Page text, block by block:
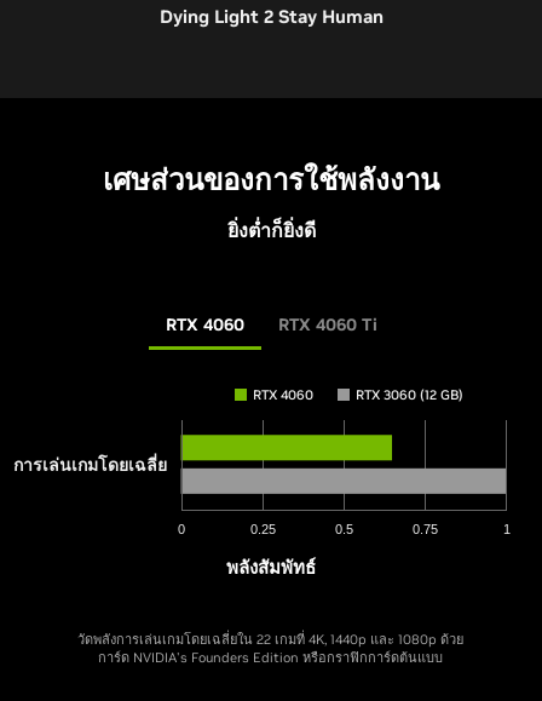
Dying Light 2 Stay Human
ประสิทธิภาพที่้เกี่ยวข้อง RTX 2060 SUPER
11 X64 รุ่น RTX 4060 Ti 8GB
เศษส่วนของการใช้พลังงาน
ยิ่งต่ำก็ยิ่งดี
RTX 4060 RTX 4060 Ti
RTX 4060 RTX 3060 (12 GB)
0 0.25 0.5 0.75 1
การเล่นเกมโดยเฉลี่ย
พลังสัมพัทธ์
วัดพลังการเล่นเกมโดยเฉลี่ยใน 22 เกมที่ 4K, 1440p และ 1080p ด้วย
การ์ด NVIDIA's Founders Edition หรือกราฟิกการ์ดต้นแบบ